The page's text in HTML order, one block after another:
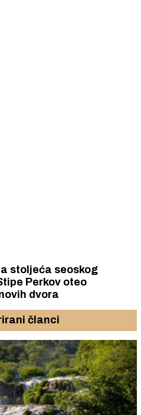
stoljeća seoskog
dvora
članci